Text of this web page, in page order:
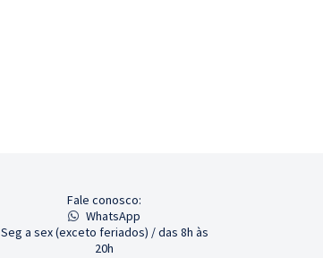
Fale conosco:
WhatsApp
Seg a sex (exceto feriados) / das 8h às
20h